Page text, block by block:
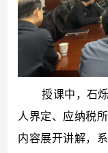
授课中，石烁
人界定、应纳税
内容展开讲解，